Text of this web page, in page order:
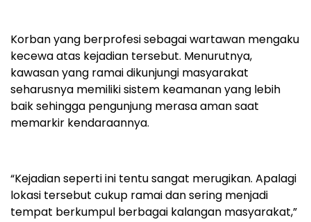
Korban yang berprofesi sebagai wartawan mengaku
kecewa atas kejadian tersebut. Menurutnya,
kawasan yang ramai dikunjungi masyarakat
seharusnya memiliki sistem keamanan yang lebih
baik sehingga pengunjung merasa aman saat
memarkir kendaraannya.
“Kejadian seperti ini tentu sangat merugikan. Apalagi
lokasi tersebut cukup ramai dan sering menjadi
tempat berkumpul berbagai kalangan masyarakat,”